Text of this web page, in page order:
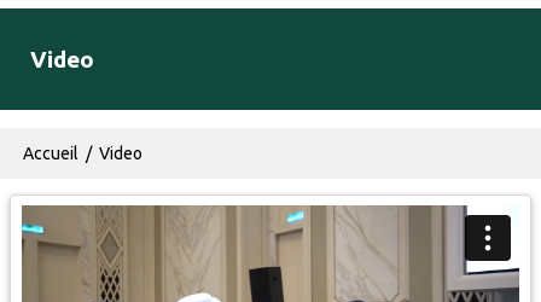
menu french
Video
Fil d'Ariane
Accueil Video